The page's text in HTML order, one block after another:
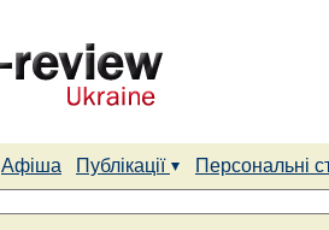
Афіша Публікації
Персональні